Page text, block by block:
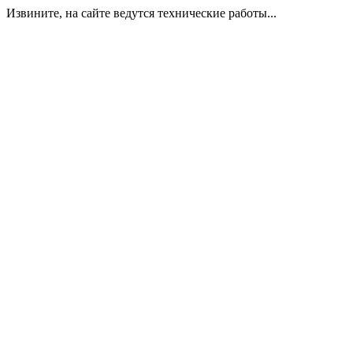
Извините, на сайте ведутся технические работы...